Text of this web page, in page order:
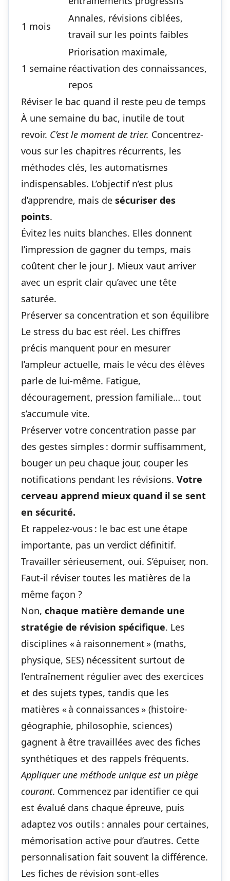
1 mois
Annales, révisions ciblées,
travail sur les points faibles
1 semaine
Priorisation maximale,
réactivation des connaissances,
repos
Réviser le bac quand il reste peu de temps
À une semaine du bac, inutile de tout
revoir. C’est le moment de trier. Concentrez-
vous sur les chapitres récurrents, les
méthodes clés, les automatismes
indispensables. L’objectif n’est plus
d’apprendre, mais de sécuriser des
points.
Évitez les nuits blanches. Elles donnent
l’impression de gagner du temps, mais
coûtent cher le jour J. Mieux vaut arriver
avec un esprit clair qu’avec une tête
saturée.
Préserver sa concentration et son équilibre
Le stress du bac est réel. Les chiffres
précis manquent pour en mesurer
l’ampleur actuelle, mais le vécu des élèves
parle de lui-même. Fatigue,
découragement, pression familiale… tout
s’accumule vite.
Préserver votre concentration passe par
des gestes simples : dormir suffisamment,
bouger un peu chaque jour, couper les
notifications pendant les révisions. Votre
cerveau apprend mieux quand il se sent
en sécurité.
Et rappelez-vous : le bac est une étape
importante, pas un verdict définitif.
Travailler sérieusement, oui. S’épuiser, non.
Faut-il réviser toutes les matières de la
même façon ?
Non, chaque matière demande une
stratégie de révision spécifique. Les
disciplines « à raisonnement » (maths,
physique, SES) nécessitent surtout de
l’entraînement régulier avec des exercices
et des sujets types, tandis que les
matières « à connaissances » (histoire-
géographie, philosophie, sciences)
gagnent à être travaillées avec des fiches
synthétiques et des rappels fréquents.
Appliquer une méthode unique est un piège
courant. Commencez par identifier ce qui
est évalué dans chaque épreuve, puis
adaptez vos outils : annales pour certaines,
mémorisation active pour d’autres. Cette
personnalisation fait souvent la différence.
Les fiches de révision sont-elles